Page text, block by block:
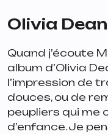
Olivia
Quand j’écoute
album d’Olivia
l’impression de
douces, ou de
peupliers qui me
d’enfance. Je